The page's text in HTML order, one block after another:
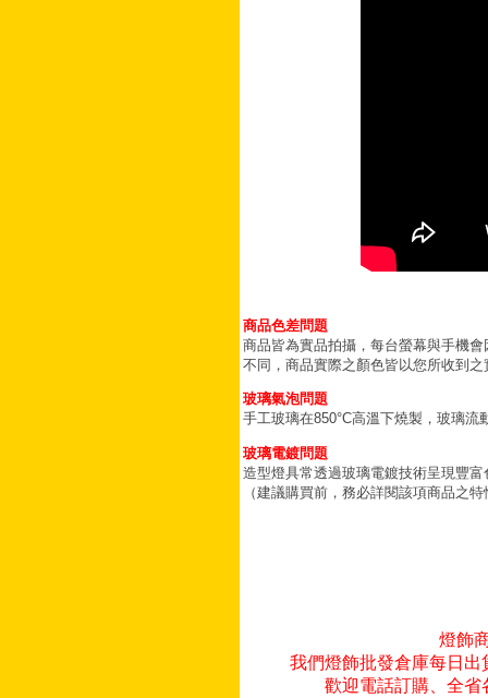
商品色差問題
商品皆為實品拍攝，每台螢幕與手機
不同，商品實際之顏色皆以您所收到之
玻璃氣泡問題
手工玻璃在850°C高溫下燒製，玻璃
玻璃電鍍問題
造型燈具常透過玻璃電鍍技術呈現豐
（建議購買前，務必詳閱該項商品之
燈飾
我們燈飾批發倉庫每日
歡迎電話訂購、全